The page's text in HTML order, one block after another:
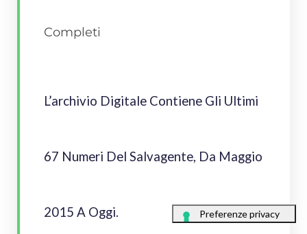
Completi
L’archivio Digitale Contiene Gli Ultimi
67 Numeri Del Salvagente, Da Maggio
2015 A Oggi.